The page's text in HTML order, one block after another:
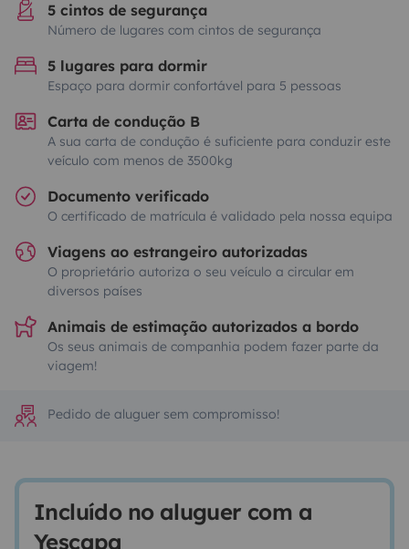
5 cintos de segurança
Número de lugares com cintos de segurança
5 lugares para dormir
Espaço para dormir confortável para 5 pessoas
Carta de condução B
A sua carta de condução é suficiente para conduzir este
veículo com menos de 3500kg
Documento verificado
O certificado de matrícula é validado pela nossa equipa
Viagens ao estrangeiro autorizadas
O proprietário autoriza o seu veículo a circular em
diversos países
Animais de estimação autorizados a bordo
Os seus animais de companhia podem fazer parte da
viagem!
Pedido de aluguer sem compromisso!
Incluído no aluguer com a
Yescapa